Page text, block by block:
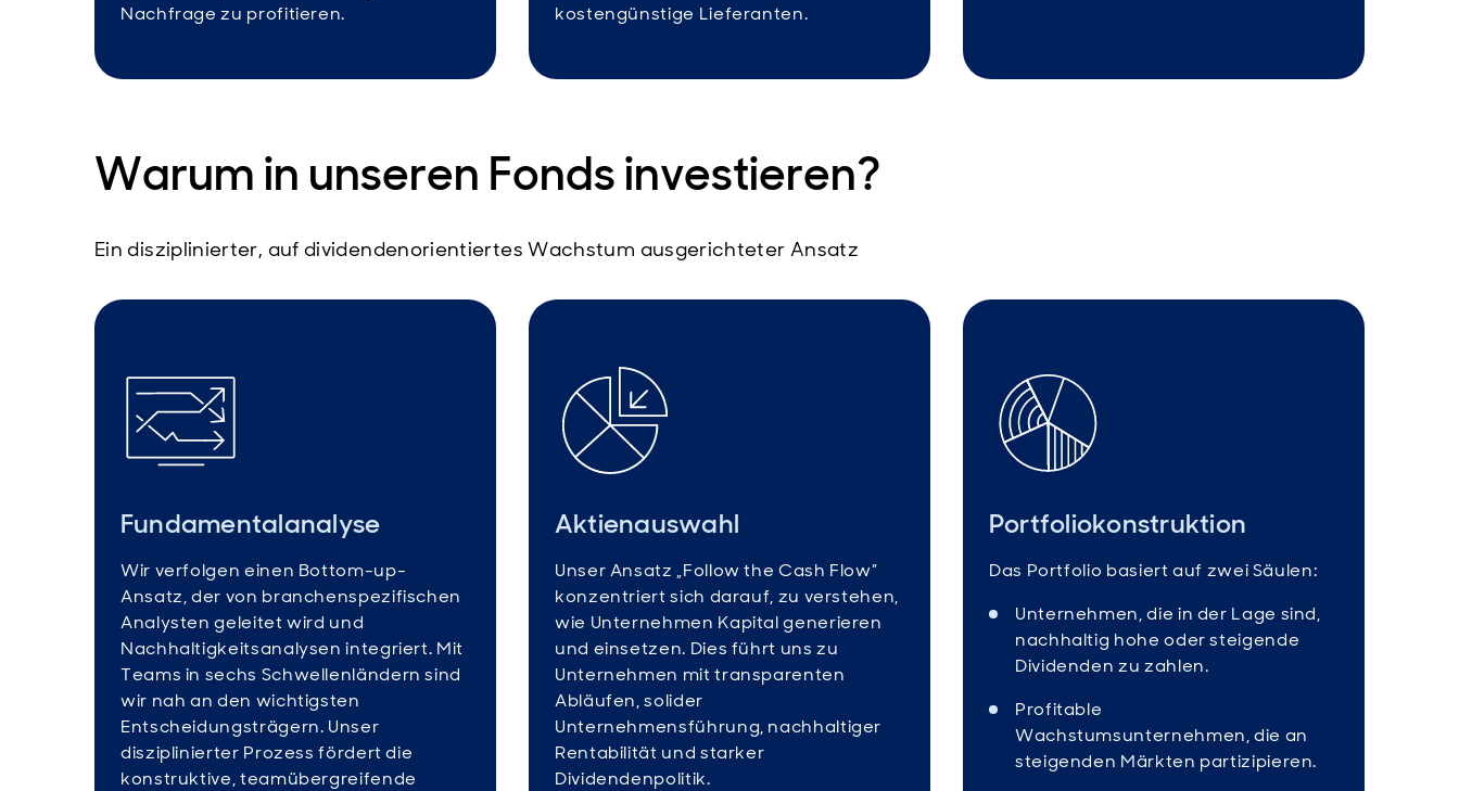
Nachfrage zu profitieren.
kostengünstige Lieferanten.
Warum in unseren Fonds investieren?
Ein disziplinierter, auf dividendenorientiertes Wachstum ausgerichteter Ansatz
Fundamentalanalyse
Wir verfolgen einen Bottom-up-
Ansatz, der von branchenspezifischen
Analysten geleitet wird und
Nachhaltigkeitsanalysen integriert. Mit
Teams in sechs Schwellenländern sind
wir nah an den wichtigsten
Entscheidungsträgern. Unser
disziplinierter Prozess fördert die
konstruktive, teamübergreifende
Aktienauswahl
Unser Ansatz „Follow the Cash Flow”
konzentriert sich darauf, zu verstehen,
wie Unternehmen Kapital generieren
und einsetzen. Dies führt uns zu
Unternehmen mit transparenten
Abläufen, solider
Unternehmensführung, nachhaltiger
Rentabilität und starker
Dividendenpolitik.
Portfoliokonstruktion
Das Portfolio basiert auf zwei Säulen:
Unternehmen, die in der Lage sind,
nachhaltig hohe oder steigende
Dividenden zu zahlen.
Profitable
Wachstumsunternehmen, die an
steigenden Märkten partizipieren.